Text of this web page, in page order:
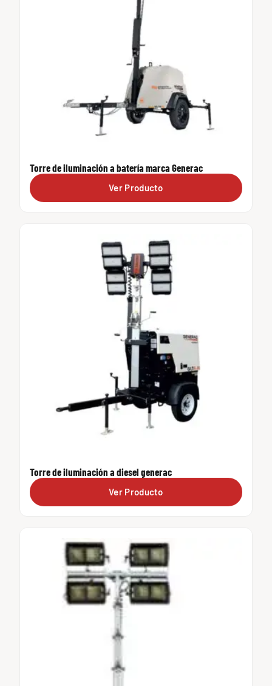
Torre de iluminación a batería marca Generac
Ver Producto
Torre de iluminación a diesel generac
Ver Producto